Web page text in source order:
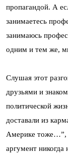
пропагандой. А
занимаетесь
занимаюсь
одним и тем же,
Слушая этот
друзьями и
политической
доставали из
Америке тоже…”,
аргумент